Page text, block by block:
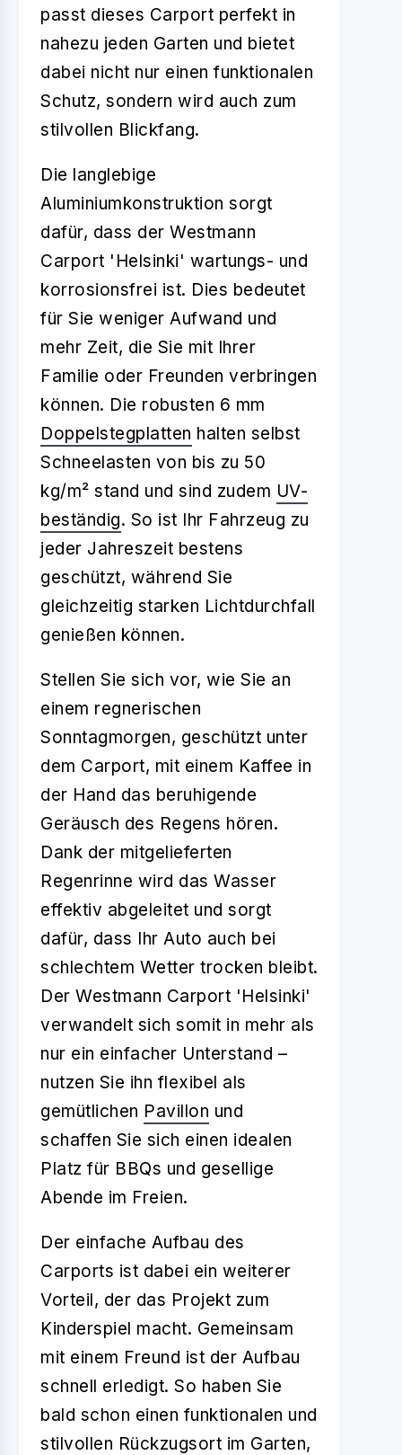
passt dieses Carport perfekt in
nahezu jeden Garten und bietet
dabei nicht nur einen funktionalen
Schutz, sondern wird auch zum
stilvollen Blickfang.
Die langlebige
Aluminiumkonstruktion sorgt
dafür, dass der Westmann
Carport 'Helsinki' wartungs- und
korrosionsfrei ist. Dies bedeutet
für Sie weniger Aufwand und
mehr Zeit, die Sie mit Ihrer
Familie oder Freunden verbringen
können. Die robusten 6 mm
Doppelstegplatten halten selbst
Schneelasten von bis zu 50
kg/m² stand und sind zudem UV-
beständig. So ist Ihr Fahrzeug zu
jeder Jahreszeit bestens
geschützt, während Sie
gleichzeitig starken Lichtdurchfall
genießen können.
Stellen Sie sich vor, wie Sie an
einem regnerischen
Sonntagmorgen, geschützt unter
dem Carport, mit einem Kaffee in
der Hand das beruhigende
Geräusch des Regens hören.
Dank der mitgelieferten
Regenrinne wird das Wasser
effektiv abgeleitet und sorgt
dafür, dass Ihr Auto auch bei
schlechtem Wetter trocken bleibt.
Der Westmann Carport 'Helsinki'
verwandelt sich somit in mehr als
nur ein einfacher Unterstand –
nutzen Sie ihn flexibel als
gemütlichen Pavillon und
schaffen Sie sich einen idealen
Platz für BBQs und gesellige
Abende im Freien.
Der einfache Aufbau des
Carports ist dabei ein weiterer
Vorteil, der das Projekt zum
Kinderspiel macht. Gemeinsam
mit einem Freund ist der Aufbau
schnell erledigt. So haben Sie
bald schon einen funktionalen und
stilvollen Rückzugsort im Garten,